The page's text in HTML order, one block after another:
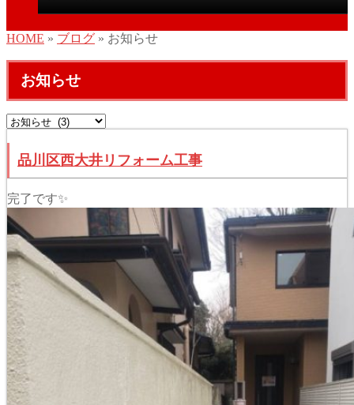
HOME » ブログ » お知らせ
お知らせ
品川区西大井リフォーム工事
完了です✨